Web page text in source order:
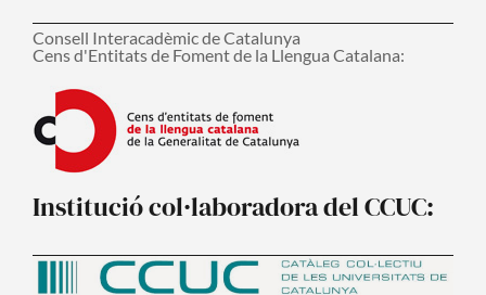
Consell Interacadèmic de Catalunya
Cens d'Entitats de Foment de la Llengua Catalana:
Institució col·laboradora del CCUC: